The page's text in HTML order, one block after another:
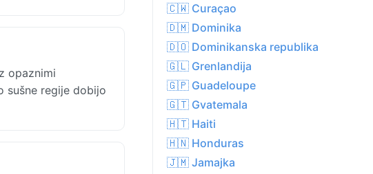
opaznimi
sušne regije dobijo
🇨🇼 Curaçao
🇩🇲 Dominika
🇩🇴 Dominikanska republika
🇬🇱 Grenlandija
🇬🇵 Guadeloupe
🇬🇹 Gvatemala
🇭🇹 Haiti
🇭🇳 Honduras
🇯🇲 Jamajka